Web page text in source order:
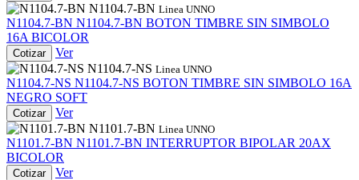
N1104.7-BN Linea UNNO
N1104.7-BN N1104.7-BN BOTON TIMBRE SIN SIMBOLO
16A BICOLOR
Cotizar
Ver
N1104.7-NS Linea UNNO
N1104.7-NS N1104.7-NS BOTON TIMBRE SIN SIMBOLO 16A
NEGRO SOFT
Cotizar
Ver
N1101.7-BN Linea UNNO
N1101.7-BN N1101.7-BN INTERRUPTOR BIPOLAR 20AX
BICOLOR
Cotizar
Ver